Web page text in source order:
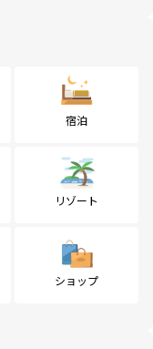
宿泊
リゾート
ショップ